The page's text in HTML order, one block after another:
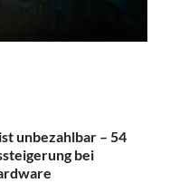
unbezahlbar – 54
bei